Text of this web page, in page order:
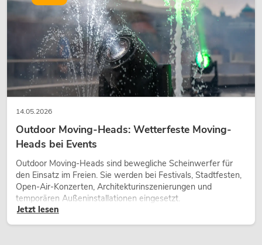
14.05.2026
Outdoor Moving-Heads: Wetterfeste Moving-
Heads bei Events
Outdoor Moving-Heads sind bewegliche Scheinwerfer für
den Einsatz im Freien. Sie werden bei Festivals, Stadtfesten,
Open-Air-Konzerten, Architekturinszenierungen und
temporären Außeninstallationen eingesetzt.
Jetzt lesen